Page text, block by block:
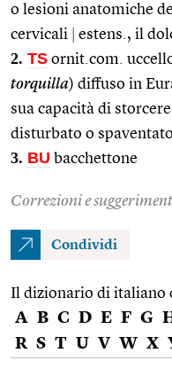
o lesioni anatomiche
cervicali
estens., il
2. TS ornit.com.
torquilla) diffuso in
sua capacità di
disturbato o spaventato
3. BU bacchettone
Correzioni e
Condividi
Il dizionario di italiano
A B C D E F G
R S T U V W X